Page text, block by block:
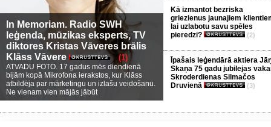
In Memoriam. Radio SWH
leģenda, mūzikas eksperts, TV
diktores Kristas Vāveres brālis
Klāss Vāvere
(1)
ATVADU FOTO. 17 gadus mēs diendienā
bijām kopā Mikrofona ierakstos, kur Klāss
atbildēja par mārketingu un izlašu veidošanu.
Ne vienam vien mājās jābūt
Kā izmantot bezriska
griezienus jaunajiem
lai uzlabotu savu spēles
pieredzi?
(2)
Īpašais leģendārā aktiera
Skaņa 75 gadu jubilejas
Skroderdienas Silmačos
Druvienā
(3)